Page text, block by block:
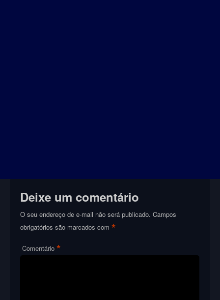
Deixe um comentário
O seu endereço de e-mail não será publicado. Campos
obrigatórios são marcados com*
Comentário *